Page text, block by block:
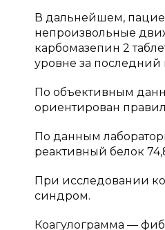
В дальнейшем,
непроизвольные
карбомазепин 2
уровне за последний
По объективным
ориентирован
По данным
реактивный белок
При исследовании
синдром.
Коагулограмма —